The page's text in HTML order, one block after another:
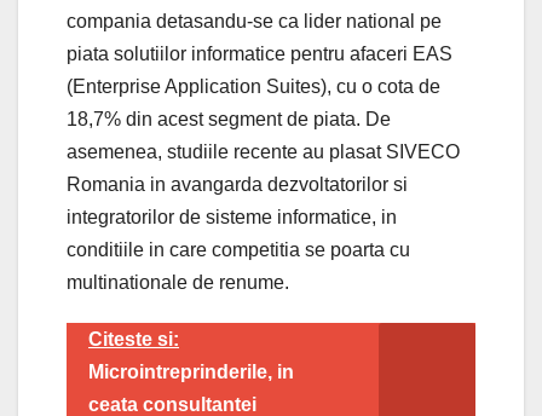
compania detasandu-se ca lider national pe
piata solutiilor informatice pentru afaceri EAS
(Enterprise Application Suites), cu o cota de
18,7% din acest segment de piata. De
asemenea, studiile recente au plasat SIVECO
Romania in avangarda dezvoltatorilor si
integratorilor de sisteme informatice, in
conditiile in care competitia se poarta cu
multinationale de renume.
Citeste si:
Microintreprinderile, in
ceata consultantei